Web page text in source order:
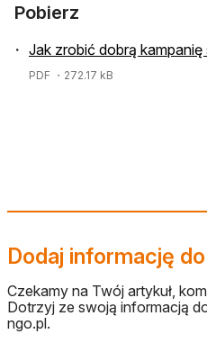
Pobierz
Jak zrobić dobrą kampanię
PDF ・272.17 kB
Dodaj informację
Czekamy na Twój artykuł,
Dotrzyj ze swoją informacją
ngo.pl.